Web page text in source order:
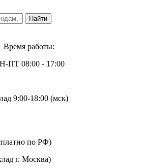
Время работы:
ПТ 08:00 - 17:00
9:00-18:00 (мск)
по РФ)
г. Москва)